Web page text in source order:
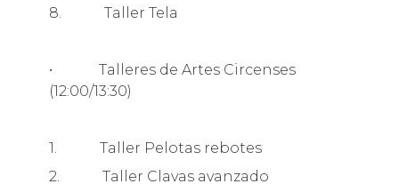
8. Taller Tela
• Talleres de Artes Circenses
(12:00/13:30)
1. Taller Pelotas rebotes
2. Taller Clavas avanzado